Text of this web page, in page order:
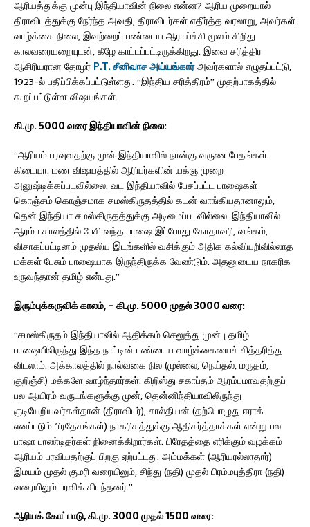
ஆரியத்துக்கு முன்பு இந்தியாவின் நிலை என்ன? ஆரிய முறையால்
திராவிடத்துக்கு நேர்ந்த அவதி, திராவிடர்கள் எதிர்த்த வரலாறு, அவர்கள்
வாழ்க்கை நிலை, இவற்றைப் பண்டைய ஆராய்ச்சி மூலம் சிறிது
காலவரையறையுடன், கீழே காட்டப்பட்டிருக்கிறது. இவை சரித்திர
ஆசிரியரான தோழர் P.T. சீனிவாச அய்யங்கார்அவர்களால் எழுதப்பட்டு,
1923-ல் பதிப்பிக்கப்பட்டுள்ளது. “இந்திய சரித்திரம்” முதற்பாகத்தில்
கூறப்பட்டுள்ள விஷயங்கள்.
கி.மு. 5000 வரை இந்தியாவின் நிலை:
“ஆரியம் பரவுவதற்கு முன் இந்தியாவில் நான்கு வருண பேதங்கள்
கிடையா. மண விஷயத்தில் ஆரியர்களின் யக்ஞ முறை
அனுஷ்டிக்கப்படவில்லை. வட இந்தியாவில் பேசப்பட்ட பாஷைகள்
கொஞ்சம் கொஞ்சமாக சமஸ்கிருதத்தில் கடன் வாங்கியதானாலும்,
தென் இந்தியா சமஸ்கிருதத்துக்கு அடிமைப்படவில்லை. இந்தியாவில்
ஆரம்ப காலத்தில் பேசி வந்த பாஷை இப்போது கோதாவரி, வங்கம்,
விசாகப்பட்டினம் முதலிய இடங்களில் வசிக்கும் அதிக கல்வியறிவில்லாத
மக்கள் பேசும் பாஷையாக இருந்திருக்க வேண்டும். அதனுடைய நாகரிக
உருவந்தான் தமிழ் என்பது.”
இரும்புக்கருவிக் காலம், – கி.மு. 5000 முதல் 3000 வரை:
“சமஸ்கிருதம் இந்தியாவில் ஆதிக்கம் செலுத்து முன்பு தமிழ்
பாஷையிலிருந்து இந்த நாட்டின் பண்டைய வாழ்க்கையைச் சித்தரித்து
விடலாம். அக்காலத்தில் நால்வகை நில (முல்லை, நெய்தல், மருதம்,
குறிஞ்சி) மக்களே வாழ்ந்தார்கள். கிறிஸ்து சகாப்தம் ஆரம்பமாவதற்குப்
பல ஆயிரம் வருடங்களுக்கு முன், தென்னிந்தியாவிலிருந்து
குடியேறியவர்கள்தான் (திராவிடர்), சால்தியன் (தற்பொழுது ஈராக்
எனப்படும் பிரதேசங்கள்) நாகரிகத்துக்கு ஆதிகர்த்தாக்கள் என்று பல
பாஷா பாண்டிதர்கள் நினைக்கிறார்கள். பிரேதத்தை எரிக்கும் வழக்கம்
ஆரியம் பரவியதற்குப் பிறகு ஏற்பட்டது. அம்மக்கள் (ஆரியரல்லாதார்)
இமயம் முதல் குமரி வரையிலும், சிந்து (நதி) முதல் பிரம்மபுத்திரா (நதி)
வரையிலும் பரவிக் கிடந்தனர்.”
ஆரியக் கோட்பாடு, கி.மு. 3000 முதல் 1500 வரை: